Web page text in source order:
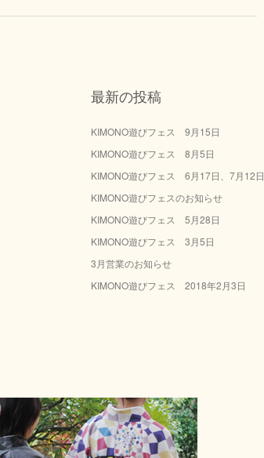
最新の投稿
KIMONO遊びフェス 9月15日
KIMONO遊びフェス 8月5日
KIMONO遊びフェス 6月17日、7月12日
KIMONO遊びフェスのお知らせ
KIMONO遊びフェス 5月28日
KIMONO遊びフェス 3月5日
3月営業のお知らせ
KIMONO遊びフェス 2018年2月3日